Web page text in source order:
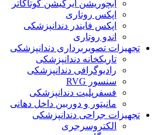
آبچوریشن ایرگیشن گوتاکاتر
اپکس روتاری
اپکس فایندر دندانپزشکی
اندو روتاری
تجهیزات تصویربرداری دندانپزشکی
تاریکخانه دندانپزشکی
رادیوگرافی دندانپزشکی
سنسور RVG
فسفرپلیت دندانپزشکی
مانیتور و دوربین داخل دهانی
تجهیزات جراحی دندانپزشکی
الکتروسرجری